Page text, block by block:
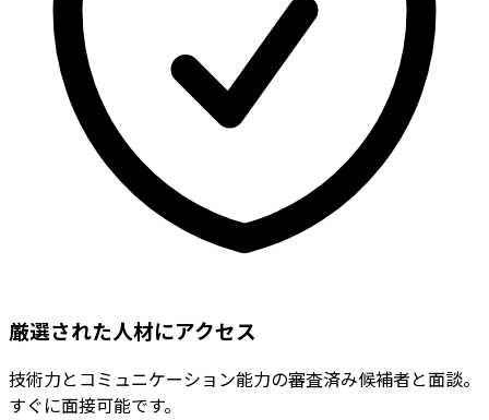
厳選された人材にアクセス
技術力とコミュニケーション能力の審査済み候補者と面談。
すぐに面接可能です。